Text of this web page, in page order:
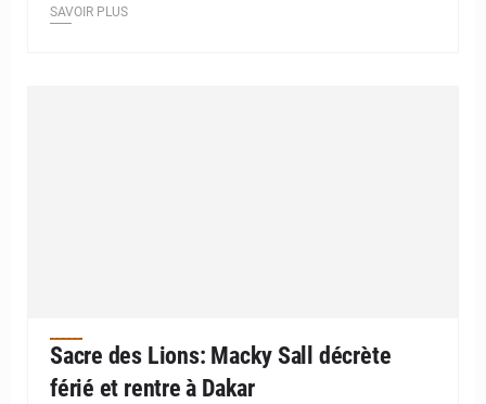
SAVOIR PLUS
Sacre des Lions: Macky Sall décrète
férié et rentre à Dakar